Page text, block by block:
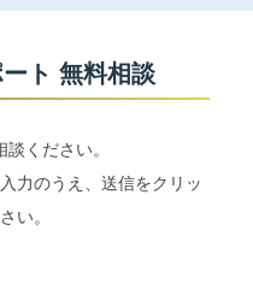
ト 無料相談
ください。
力のうえ、送信をクリッ
い。